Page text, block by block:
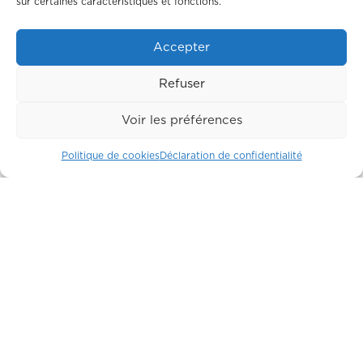
Accepter
Refuser
Voir les préférences
Politique de cookiesDéclaration de confidentialité